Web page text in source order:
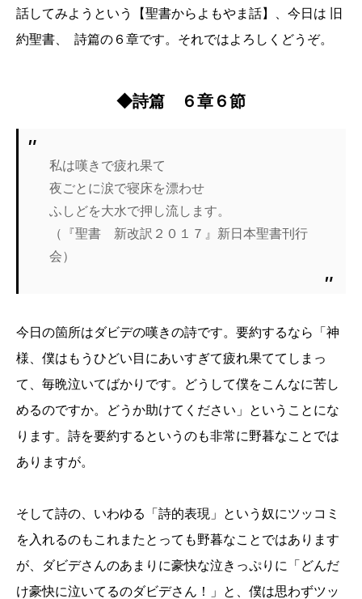
話してみようという【聖書からよもやま話】、今日は 旧
約聖書、 詩篇の６章です。それではよろしくどうぞ。
◆詩篇 ６章６節
私は嘆きで疲れ果て
夜ごとに涙で寝床を漂わせ
ふしどを大水で押し流します。
（『聖書 新改訳２０１７』新日本聖書刊行
会）
今日の箇所はダビデの嘆きの詩です。要約するなら「神
様、僕はもうひどい目にあいすぎて疲れ果ててしまっ
て、毎晩泣いてばかりです。どうして僕をこんなに苦し
めるのですか。どうか助けてください」ということにな
ります。詩を要約するというのも非常に野暮なことでは
ありますが。
そして詩の、いわゆる「詩的表現」という奴にツッコミ
を入れるのもこれまたとっても野暮なことではあります
が、ダビデさんのあまりに豪快な泣きっぷりに「どんだ
け豪快に泣いてるのダビデさん！」と、僕は思わずツッ